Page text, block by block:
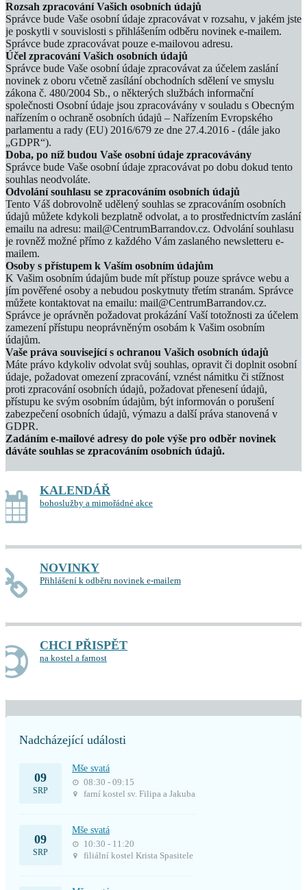
Rozsah zpracování Vašich osobních údajů
Správce bude Vaše osobní údaje zpracovávat v rozsahu, v jakém jste
je poskytli v souvislosti s přihlášením odběru novinek e-mailem.
Správce bude zpracovávat pouze e‐mailovou adresu.
Účel zpracování Vašich osobních údajů
Správce bude Vaše osobní údaje zpracovávat za účelem zaslání
novinek z oboru včetně zasílání obchodních sdělení ve smyslu
zákona č. 480/2004 Sb., o některých službách informační
společnosti Osobní údaje jsou zpracovávány v souladu s Obecným
nařízením o ochraně osobních údajů – Nařízením Evropského
parlamentu a rady (EU) 2016/679 ze dne 27.4.2016 - (dále jako
„GDPR“).
Doba, po níž budou Vaše osobní údaje zpracovávány
Správce bude Vaše osobní údaje zpracovávat po dobu dokud tento
souhlas neodvoláte.
Odvolání souhlasu se zpracováním osobních údajů
Tento Váš dobrovolně udělený souhlas se zpracováním osobních
údajů můžete kdykoli bezplatně odvolat, a to prostřednictvím zaslání
emailu na adresu: mail@CentrumBarrandov.cz. Odvolání souhlasu
je rovněž možné přímo z každého Vám zaslaného newsletteru e-
mailem.
Osoby s přístupem k Vaším osobním údajům
K Vašim osobním údajům bude mít přístup pouze správce webu a
jím pověřené osoby a nebudou poskytnuty třetím stranám. Správce
můžete kontaktovat na emailu: mail@CentrumBarrandov.cz.
Správce je oprávněn požadovat prokázání Vaší totožnosti za účelem
zamezení přístupu neoprávněným osobám k Vašim osobním
údajům.
Vaše práva související s ochranou Vašich osobních údajů
Máte právo kdykoliv odvolat svůj souhlas, opravit či doplnit osobní
údaje, požadovat omezení zpracování, vznést námitku či stížnost
proti zpracování osobních údajů, požadovat přenesení údajů,
přístupu ke svým osobním údajům, být informován o porušení
zabezpečení osobních údajů, výmazu a další práva stanovená v
GDPR.
Zadáním e-mailové adresy do pole výše pro odběr novinek
dáváte souhlas se zpracováním osobních údajů.
KALENDÁŘ
bohoslužby a mimořádné akce
NOVINKY
Přihlášení k odběru novinek e-mailem
CHCI PŘISPĚT
na kostel a farnost
Nadcházející události
09
SRP
Mše svatá
08:30 - 09:15
farní kostel sv. Filipa a Jakuba
09
SRP
Mše svatá
10:30 - 11:20
filiální kostel Krista Spasitele